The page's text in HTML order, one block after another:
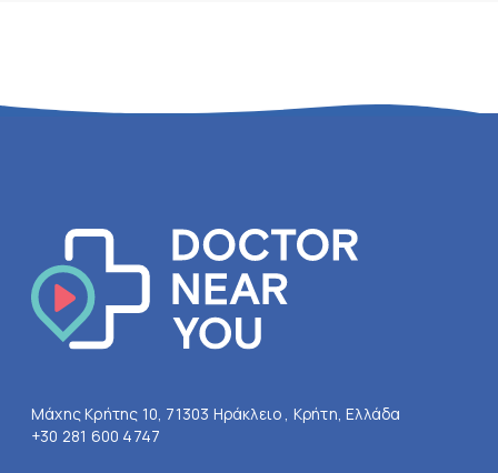
Μάχης Κρήτης 10, 71303 Ηράκλειο , Κρήτη, Ελλάδα
+30 281 600 4747